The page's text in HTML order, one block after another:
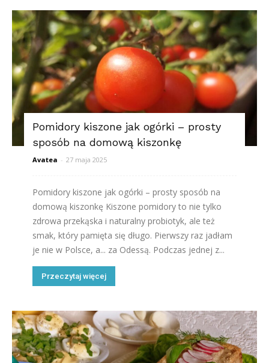
Pomidory kiszone jak ogórki – prosty
sposób na domową kiszonkę
Avatea - 27 maja 2025
Pomidory kiszone jak ogórki – prosty sposób na
domową kiszonkę Kiszone pomidory to nie tylko
zdrowa przekąska i naturalny probiotyk, ale też
smak, który pamięta się długo. Pierwszy raz jadłam
je nie w Polsce, a... za Odessą. Podczas jednej z...
Przeczytaj więcej